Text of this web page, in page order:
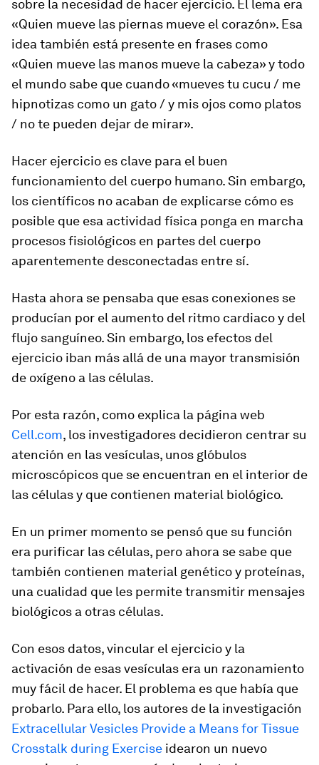
sobre la necesidad de hacer ejercicio. El lema era
«Quien mueve las piernas mueve el corazón». Esa
idea también está presente en frases como
«Quien mueve las manos mueve la cabeza» y todo
el mundo sabe que cuando «mueves tu cucu / me
hipnotizas como un gato / y mis ojos como platos
/ no te pueden dejar de mirar».
Hacer ejercicio es clave para el buen
funcionamiento del cuerpo humano. Sin embargo,
los científicos no acaban de explicarse cómo es
posible que esa actividad física ponga en marcha
procesos fisiológicos en partes del cuerpo
aparentemente desconectadas entre sí.
Hasta ahora se pensaba que esas conexiones se
producían por el aumento del ritmo cardiaco y del
flujo sanguíneo. Sin embargo, los efectos del
ejercicio iban más allá de una mayor transmisión
de oxígeno a las células.
Por esta razón, como explica la página web
Cell.com, los investigadores decidieron centrar su
atención en las vesículas, unos glóbulos
microscópicos que se encuentran en el interior de
las células y que contienen material biológico.
En un primer momento se pensó que su función
era purificar las células, pero ahora se sabe que
también contienen material genético y proteínas,
una cualidad que les permite transmitir mensajes
biológicos a otras células.
Con esos datos, vincular el ejercicio y la
activación de esas vesículas era un razonamiento
muy fácil de hacer. El problema es que había que
probarlo. Para ello, los autores de la investigación
Extracellular Vesicles Provide a Means for Tissue
Crosstalk during Exercise idearon un nuevo